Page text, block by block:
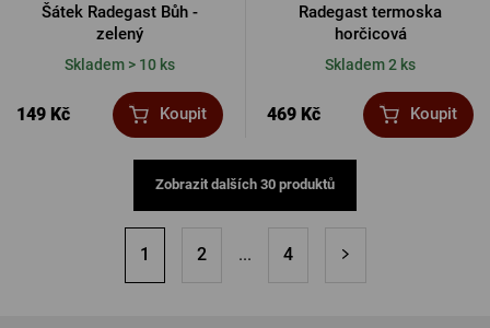
Šátek Radegast Bůh -
zelený
Skladem > 10 ks
149 Kč Koupit
Radegast termoska
horčicová
Skladem 2 ks
469 Kč Koupit
Zobrazit dalších 30 produktů
1 2 ... 4